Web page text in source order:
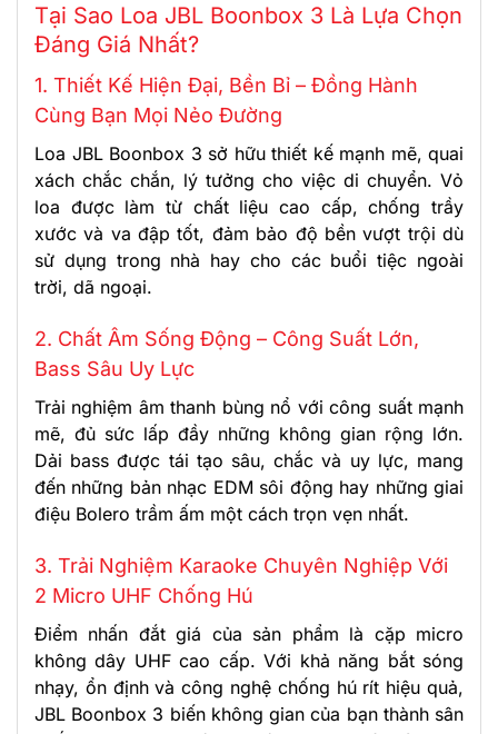
Tại Sao Loa JBL Boonbox 3 Là Lựa Chọn
Đáng Giá Nhất?
1. Thiết Kế Hiện Đại, Bền Bỉ – Đồng Hành
Cùng Bạn Mọi Nẻo Đường
Loa JBL Boonbox 3 sở hữu thiết kế mạnh mẽ, quai
xách chắc chắn, lý tưởng cho việc di chuyển. Vỏ
loa được làm từ chất liệu cao cấp, chống trầy
xước và va đập tốt, đảm bảo độ bền vượt trội dù
sử dụng trong nhà hay cho các buổi tiệc ngoài
trời, dã ngoại.
2. Chất Âm Sống Động – Công Suất Lớn,
Bass Sâu Uy Lực
Trải nghiệm âm thanh bùng nổ với công suất mạnh
mẽ, đủ sức lấp đầy những không gian rộng lớn.
Dải bass được tái tạo sâu, chắc và uy lực, mang
đến những bản nhạc EDM sôi động hay những giai
điệu Bolero trầm ấm một cách trọn vẹn nhất.
3. Trải Nghiệm Karaoke Chuyên Nghiệp Với
2 Micro UHF Chống Hú
Điểm nhấn đắt giá của sản phẩm là cặp micro
không dây UHF cao cấp. Với khả năng bắt sóng
nhạy, ổn định và công nghệ chống hú rít hiệu quả,
JBL Boonbox 3 biến không gian của bạn thành sân